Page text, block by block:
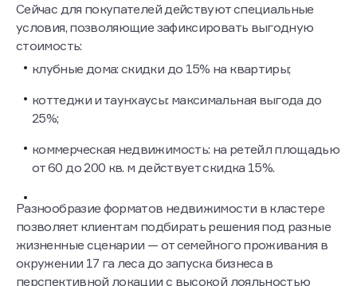
Сейчас для покупателей действуют специальные
условия, позволяющие зафиксировать выгодную
стоимость:
клубные дома: скидки до 15% на квартиры;
коттеджи и таунхаусы: максимальная выгода до
25%;
коммерческая недвижимость: на ретейл площадью
от 60 до 200 кв. м действует скидка 15%.
Разнообразие форматов недвижимости в кластере
позволяет клиентам подбирать решения под разные
жизненные сценарии — от семейного проживания в
окружении 17 га леса до запуска бизнеса в
перспективной локации с высокой лояльностью